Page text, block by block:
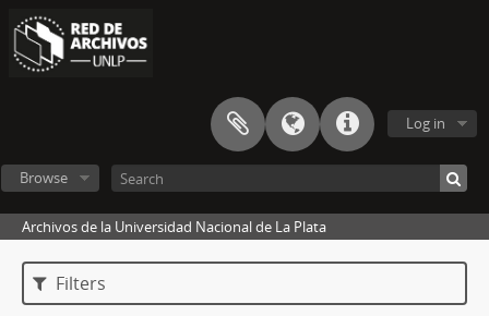
Log in
Browse
Archivos de la Universidad Nacional de La Plata
Filters